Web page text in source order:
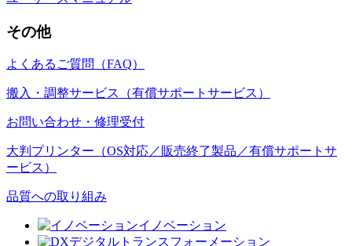
その他
よくあるご質問（FAQ）
搬入・調整サービス（有償サポートサービス）
お問い合わせ・修理受付
大判プリンター（OS対応／販売終了製品／有償サポートサ
ービス）
品質への取り組み
イノベーション
デジタルトランスフォーメーション